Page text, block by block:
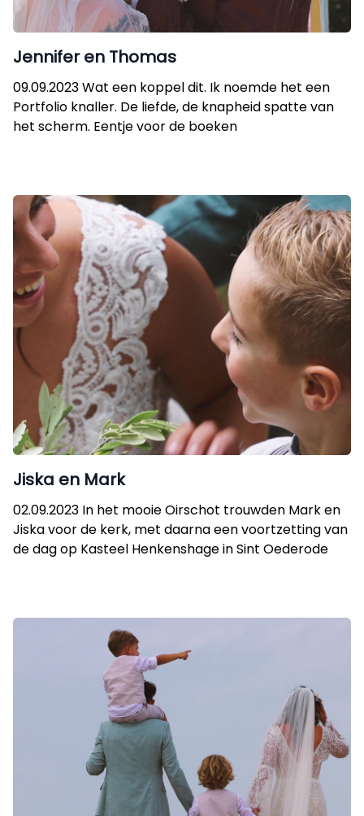
Jennifer en Thomas
09.09.2023 Wat een koppel dit. Ik noemde het een
Portfolio knaller. De liefde, de knapheid spatte van
het scherm. Eentje voor de boeken
Jiska en Mark
02.09.2023 In het mooie Oirschot trouwden Mark en
Jiska voor de kerk, met daarna een voortzetting van
de dag op Kasteel Henkenshage in Sint Oederode